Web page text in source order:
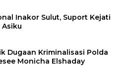
Inakor Sulut, Suport Kejati
Asiku
Dugaan Kriminalisasi Polda
Monicha Elshaday